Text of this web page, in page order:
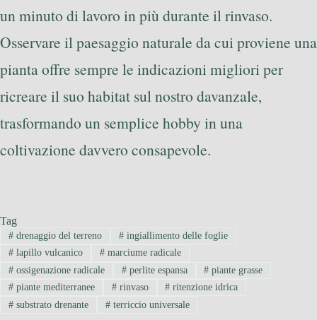
un minuto di lavoro in più durante il rinvaso.
Osservare il paesaggio naturale da cui proviene una
pianta offre sempre le indicazioni migliori per
ricreare il suo habitat sul nostro davanzale,
trasformando un semplice hobby in una
coltivazione davvero consapevole.
Tag
#drenaggio del terreno #ingiallimento delle foglie
#lapillo vulcanico #marciume radicale
#ossigenazione radicale #perlite espansa # piante grasse
#piante mediterranee #rinvaso # ritenzione idrica
#substrato drenante #terriccio universale